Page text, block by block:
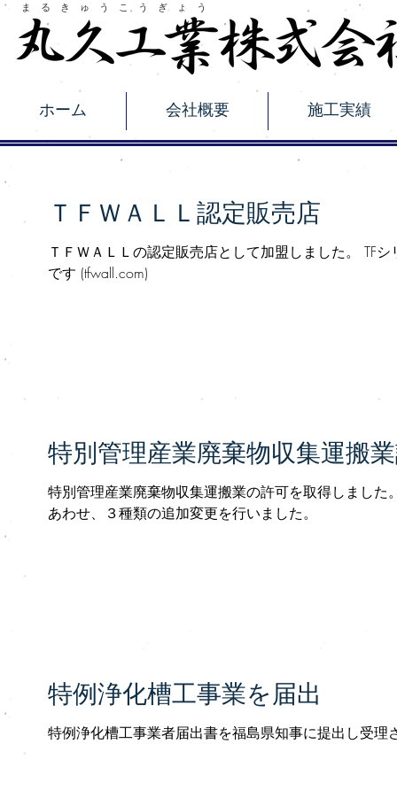
​ま る き ゅ う こ う ぎ ょ う
ホーム 会社概要 施工実績
ＴＦＷＡＬＬ認定販売店
ＴＦＷＡＬＬの認定販売店として加盟しました。 TF
です (tfwall.com)
特別管理産業廃棄物収集運搬
特別管理産業廃棄物収集運搬業の許可を取得しまし
あわせ、３種類の追加変更を行いました。
特例浄化槽工事業を届出
特例浄化槽工事業者届出書を福島県知事に提出し受理